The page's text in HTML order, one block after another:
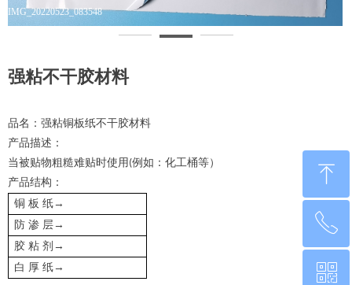
强粘不干胶材料
品名：强粘铜板纸不干胶材料
产品描述：
当被贴物粗糙难贴时使用 (例如：化工桶等）
产品结构：
铜 板 纸→
防 渗 层→
胶 粘 剂 →
白 厚 纸→
IMG_20220523_083548
ꁸ
回到顶部
ꂅ
0760-22220651
ꀥ